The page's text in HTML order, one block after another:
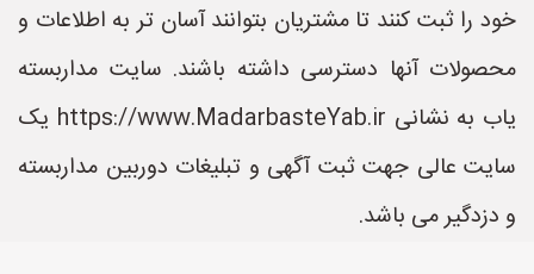
خود را ثبت کنند تا مشتریان بتوانند آسان تر به اطلاعات و
محصولات آنها دسترسی داشته باشند. سایت مداربسته
یاب به نشانی https://www.MadarbasteYab.ir یک
سایت عالی جهت ثبت آگهی و تبلیغات دوربین مداربسته
و دزدگیر می باشد.